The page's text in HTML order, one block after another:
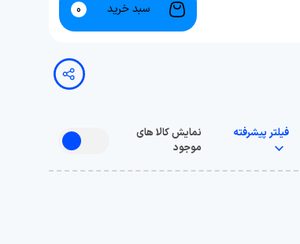
سبد خرید 0
فیلتر پیشرفته
نمایش کالا های
موجود